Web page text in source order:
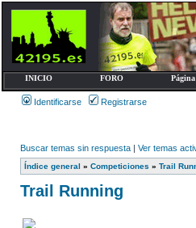
INICIO FORO
Identificarse Registrarse
Buscar temas sin respuesta | Ver temas
Índice general » Competiciones » Trail
Trail Running